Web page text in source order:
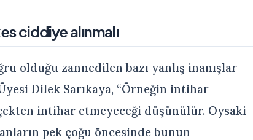
ciddiye alınmalı
olduğu zannedilen bazı yanlış inanışlar
Dilek Sarıkaya, “Örneğin intihar
intihar etmeyeceği düşünülür. Oysaki
pek çoğu öncesinde bunun